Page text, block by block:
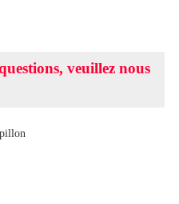
veuillez nous